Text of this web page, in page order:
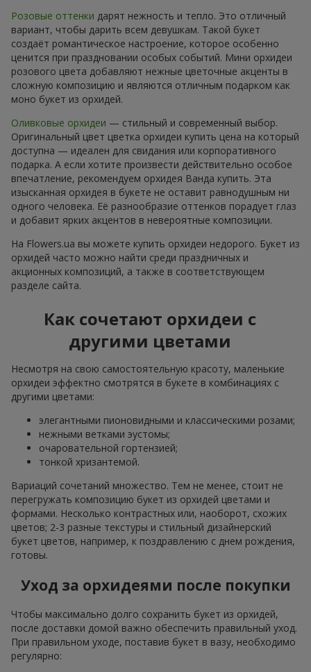
Розовые оттенки дарят нежность и тепло. Это отличный
вариант, чтобы дарить всем девушкам. Такой букет
создаёт романтическое настроение, которое особенно
ценится при праздновании особых событий. Мини орхидеи
розового цвета добавляют нежные цветочные акценты в
сложную композицию и являются отличным подарком как
моно букет из орхидей.
Оливковые орхидеи — стильный и современный выбор.
Оригинальный цвет цветка орхидеи купить цена на который
доступна — идеален для свидания или корпоративного
подарка. А если хотите произвести действительно особое
впечатление, рекомендуем орхидея Ванда купить. Эта
изысканная орхидея в букете не оставит равнодушным ни
одного человека. Её разнообразие оттенков порадует глаз
и добавит ярких акцентов в невероятные композиции.
На Flowers.ua вы можете купить орхидеи недорого. Букет из
орхидей часто можно найти среди праздничных и
акционных композиций, а также в соответствующем
разделе сайта.
Как сочетают орхидеи с
другими цветами
Несмотря на свою самостоятельную красоту, маленькие
орхидеи эффектно смотрятся в букете в комбинациях с
другими цветами:
элегантными пионовидными и классическими розами;
нежными ветками эустомы;
очаровательной гортензией;
тонкой хризантемой.
Вариаций сочетаний множество. Тем не менее, стоит не
перегружать композицию букет из орхидей цветами и
формами. Несколько контрастных или, наоборот, схожих
цветов; 2-3 разные текстуры и стильный дизайнерский
букет цветов, например, к поздравлению с днем рождения,
готовы.
Уход за орхидеями после покупки
Чтобы максимально долго сохранить букет из орхидей,
после доставки домой важно обеспечить правильный уход.
При правильном уходе, поставив букет в вазу, необходимо
регулярно: